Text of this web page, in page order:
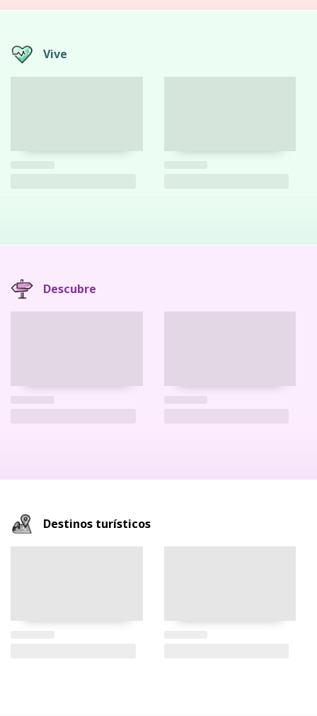
Vive
Descubre
Destinos turísticos